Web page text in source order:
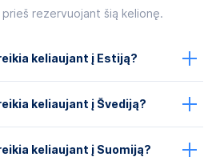
rezervuojant šią kelionę.
keliaujant į Estiją?
keliaujant į Švediją?
keliaujant į Suomiją?